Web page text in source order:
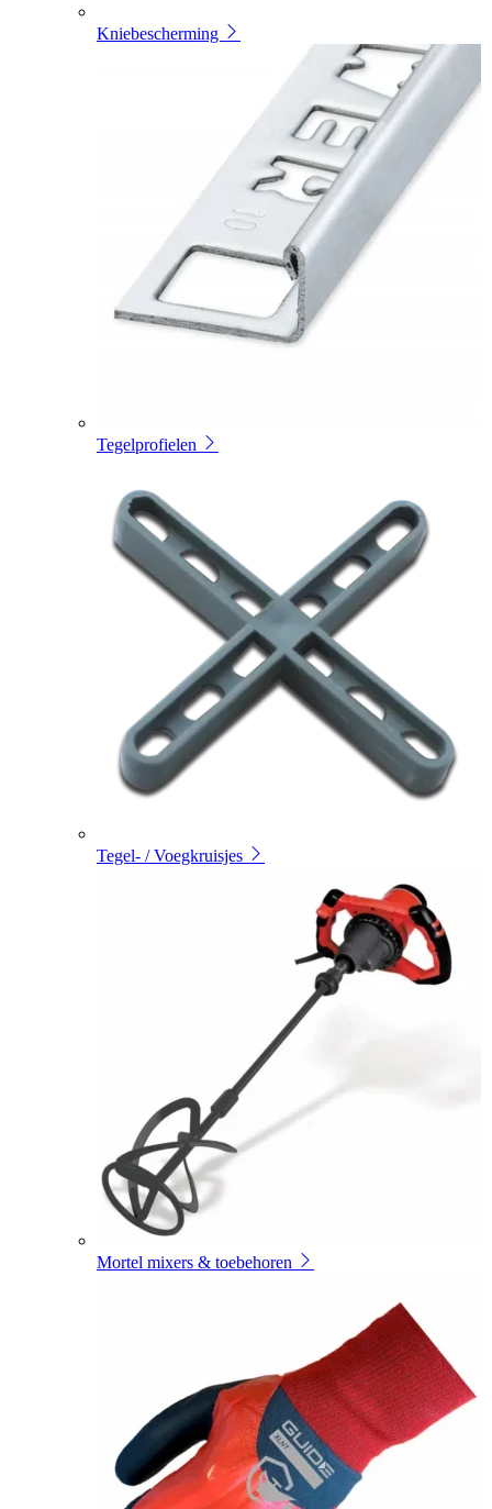
Kniebescherming
Tegelprofielen
Tegel- / Voegkruisjes
Mortel mixers & toebehoren